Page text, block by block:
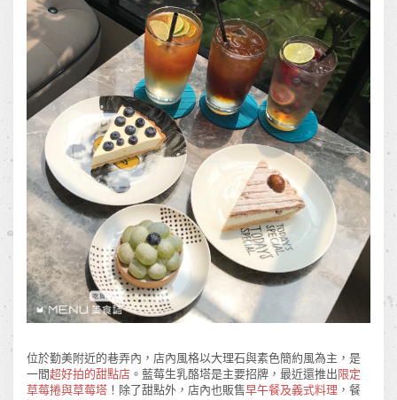
位於勤美附近的巷弄內，店內風格以大理石與素色簡約風為主，是
一間超好拍的甜點店 。藍莓生乳酪塔是主要招牌，最近還推出限定
草莓捲與草莓塔 ！除了甜點外，店內也販售早午餐及義式料理 ，餐